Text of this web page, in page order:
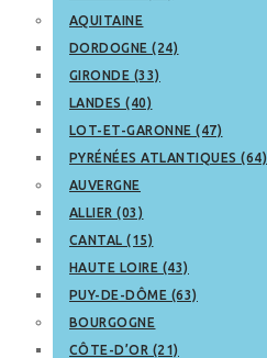
AQUITAINE
DORDOGNE (24)
GIRONDE (33)
LANDES (40)
LOT-ET-GARONNE (47)
PYRÉNÉES ATLANTIQUES (64)
AUVERGNE
ALLIER (03)
CANTAL (15)
HAUTE LOIRE (43)
PUY-DE-DÔME (63)
BOURGOGNE
CÔTE-D’OR (21)